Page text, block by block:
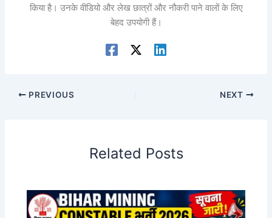
किया है। उनके वीडियो और लेख छात्रों और नौकरी पाने वालों के लिए
बेहद उपयोगी हैं।
PREVIOUS NEXT
Related Posts